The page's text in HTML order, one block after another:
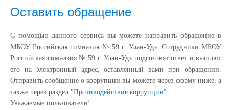
Оставить обращение
С помощью данного сервиса вы можете направить обращение в
МБОУ Российская гимназия № 59 г. Улан-Удэ. Сотрудники МБОУ
Российская гимназия № 59 г. Улан-Удэ подготовят ответ и вышлют
его на электронный адрес, оставленный вами при обращении.
Отправить сообщение о коррупции вы можете через форму ниже, а
также через раздел "Противодействие коррупции".
Уважаемые пользователи!